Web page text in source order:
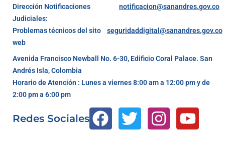
Dirección Notificaciones
Judiciales:
notificacion@sanandres.gov.co
Problemas técnicos del sito
web
seguridaddigital@sanandres.gov.co
Avenida Francisco Newball No. 6-30, Edificio Coral Palace. San
Andrés Isla, Colombia
Horario de Atención : Lunes a viernes 8:00 am a 12:00 pm y de
2:00 pm a 6:00 pm
Redes Sociales